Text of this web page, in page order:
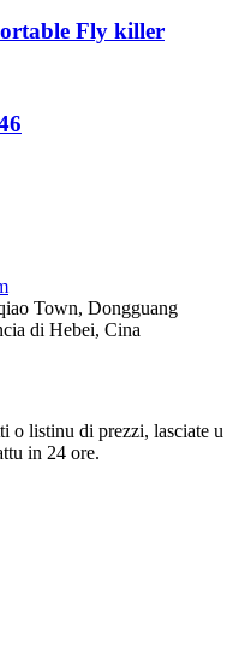
Fly killer
Town, Dongguang
di Hebei, Cina
o listinu di prezzi, lasciate u
in 24 ore.